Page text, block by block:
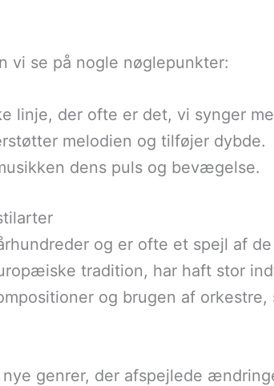
vi se på nogle nøglepunkter:
linje, der ofte er det, vi synger
melodien og tilføjer dybde.
dens puls og bevægelse.
og er ofte et spejl af
tradition, har haft stor
og brugen af orkestre,
genrer, der afspejlede